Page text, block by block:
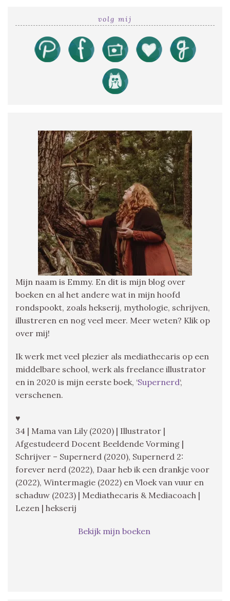
volg mij
Mijn naam is Emmy. En dit is mijn blog over
boeken en al het andere wat in mijn hoofd
rondspookt, zoals hekserij, mythologie, schrijven,
illustreren en nog veel meer. Meer weten? Klik op
over mij!
Ik werk met veel plezier als mediathecaris op een
middelbare school, werk als freelance illustrator
en in 2020 is mijn eerste boek, ‘Supernerd‘,
verschenen.
♥
34 | Mama van Lily (2020) | Illustrator |
Afgestudeerd Docent Beeldende Vorming |
Schrijver – Supernerd (2020), Supernerd 2:
forever nerd (2022), Daar heb ik een drankje voor
(2022), Wintermagie (2022) en Vloek van vuur en
schaduw (2023) | Mediathecaris & Mediacoach |
Lezen | hekserij
Bekijk mijn boeken